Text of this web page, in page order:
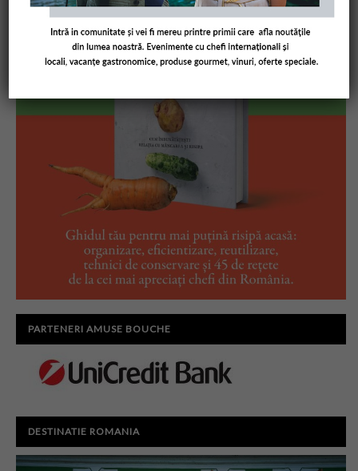
PARTENERI AMUSE BOUCHE
DESTINATIE ROMANIA